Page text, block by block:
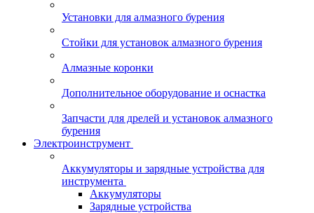
Установки для алмазного бурения
Стойки для установок алмазного бурения
Алмазные коронки
Дополнительное оборудование и оснастка
Запчасти для дрелей и установок алмазного
бурения
Электроинструмент
Аккумуляторы и зарядные устройства для
инструмента
Аккумуляторы
Зарядные устройства